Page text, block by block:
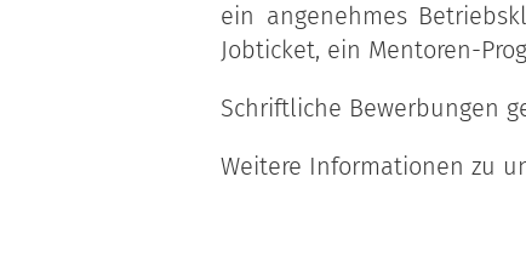
ein angenehmes
Jobticket, ein Mentoren-
Schriftliche Bewerbungen
Weitere Informationen zu